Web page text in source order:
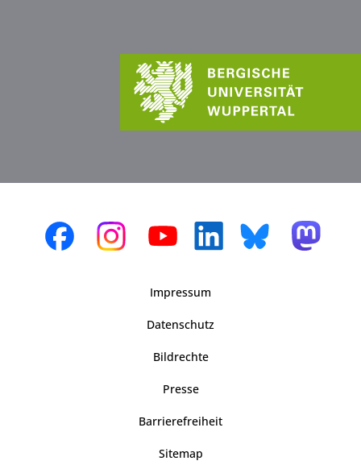
Impressum
Datenschutz
Bildrechte
Presse
Barrierefreiheit
Sitemap